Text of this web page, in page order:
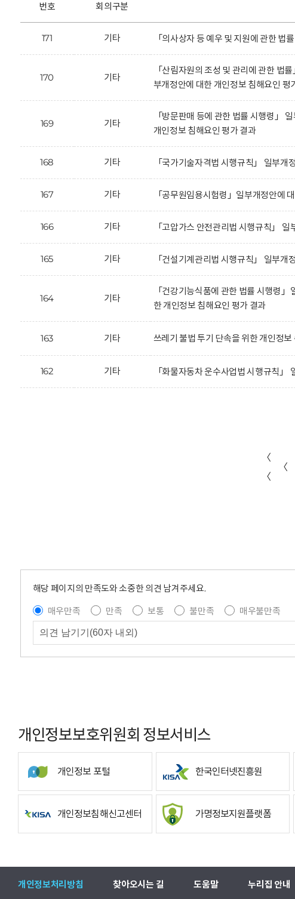
번호 회의구분
171 기타 「의사상자 등 예우 및 지원에 관한
170 기타
「산림자원의 조성 및 관리에 관한 법
부개정안에 대한 개인정보 침해요인 평
169 기타
「방문판매 등에 관한 법률 시행령」
개인정보 침해요인 평가 결과
168 기타 「국가기술자격법 시행규칙」 일부개
167 기타 「공무원임용시험령」일부개정안에
166 기타 「고압가스 안전관리법 시행규칙」
165 기타 「건설기계관리법 시행규칙」 일부개
164 기타
「건강기능식품에 관한 법률 시행령
한 개인정보 침해요인 평가 결과
163 기타 쓰레기 불법 투기 단속을 위한 개인정보
162 기타 「화물자동차 운수사업법 시행규칙」
〈
〈
〈
해당 페이지의 만족도와 소중한 의견 남겨주세요.
매우만족
만족 보통 불만족
매우불만족
개인정보보호위원회 정보서비스
개인정보 포털 한국인터넷진흥원
개인정보침해신고센터 가명정보지원플랫폼
개인정보처리방침 찾아오시는 길 도움말 누리집 안내